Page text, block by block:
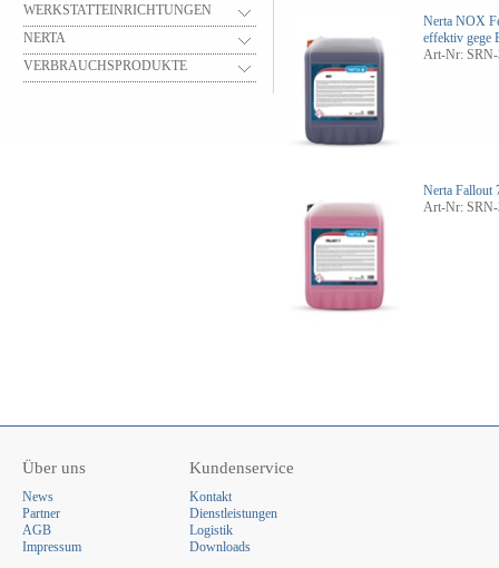
WERKSTATTEINRICHTUNGEN
NERTA
VERBRAUCHSPRODUKTE
Nerta NOX
effektiv gege
Art-Nr:
Nerta Fallout
Art-Nr: SRN-
Über uns
News
Partner
AGB
Impressum
Kundenservice
Kontakt
Dienstleistungen
Logistik
Downloads